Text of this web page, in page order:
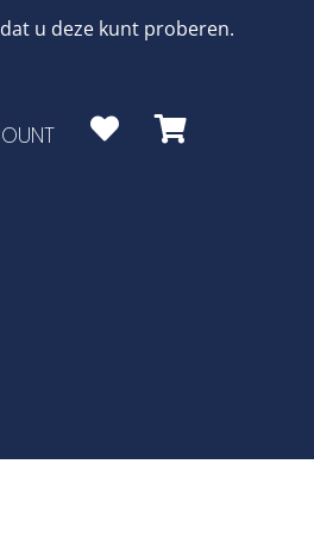
u deze kunt proberen.